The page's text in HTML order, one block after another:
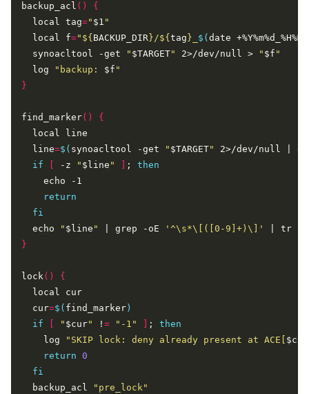
backup_acl ()
{
  local tag
=" $1 "
  local f
=" ${ BACKUP_DIR }/${ tag } $( date
  synoacltool -get
" $TARGET" 2>/dev/null > " $f "
  log
"backup: $f "
}
find_marker()
{
  line
=$( synoacltool -get " $TARGET"
2>/dev/null |
if
-z " $line " ; then
return
fi
  echo
" $line " | grep -oE '^\s*\[([0-9]+)\]'
| tr -
}
lock()
{
  cur
=$( find_marker )
if
" $cur" ! = "-1" ; then
    log
"SKIP lock: deny already present at ACE[ $cur
return 0
fi
  backup_acl
"pre_lock"